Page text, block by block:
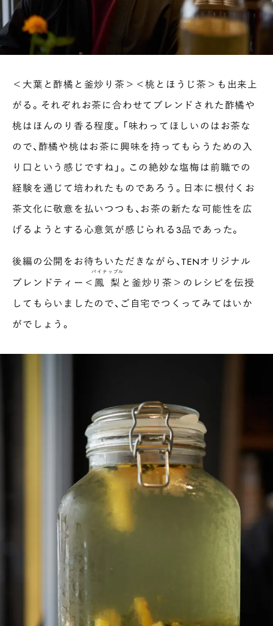
＜大葉と酢橘と釜炒り茶＞＜桃とほうじ茶＞も出来上
がる。それぞれお茶に合わせてブレンドされた酢橘や
桃はほんのり香る程度。「味わってほしいのはお茶な
ので、酢橘や桃はお茶に興味を持ってもらうための入
り口という感じですね」。この絶妙な塩梅は前職での
経験を通じて培われたものであろう。日本に根付くお
茶文化に敬意を払いつつも、お茶の新たな可能性を広
げるようとする心意気が感じられる3品であった。
後編の公開をお待ちいただきながら、TENオリジナル
ブレンドティー＜鳳梨
パイナップル
と釜炒り茶＞のレシピを伝授
してもらいましたので、ご自宅でつくってみてはいか
がでしょう。